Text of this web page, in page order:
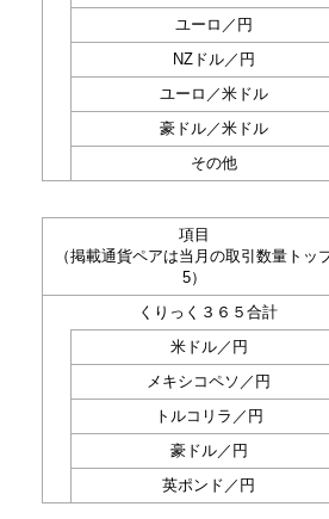
ユーロ／円
NZドル／円
ユーロ／米ドル
豪ドル／米ドル
その他
項目
（掲載通貨ペアは当月の取引数量トッ
5）
くりっく３６５合計
米ドル／円
メキシコペソ／円
トルコリラ／円
豪ドル／円
英ポンド／円